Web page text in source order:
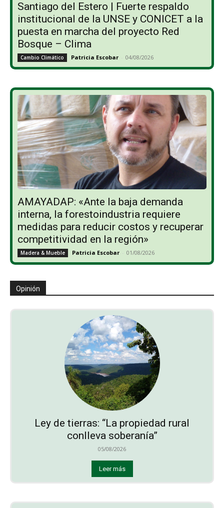
Santiago del Estero | Fuerte respaldo
institucional de la UNSE y CONICET a la
puesta en marcha del proyecto Red
Bosque – Clima
Cambio Climático Patricia Escobar - 04/08/2026
AMAYADAP: «Ante la baja demanda
interna, la forestoindustria requiere
medidas para reducir costos y recuperar
competitividad en la región»
Madera & Mueble Patricia Escobar - 01/08/2026
Opinión
Ley de tierras: “La propiedad rural
conlleva soberanía”
05/08/2026
Leer más